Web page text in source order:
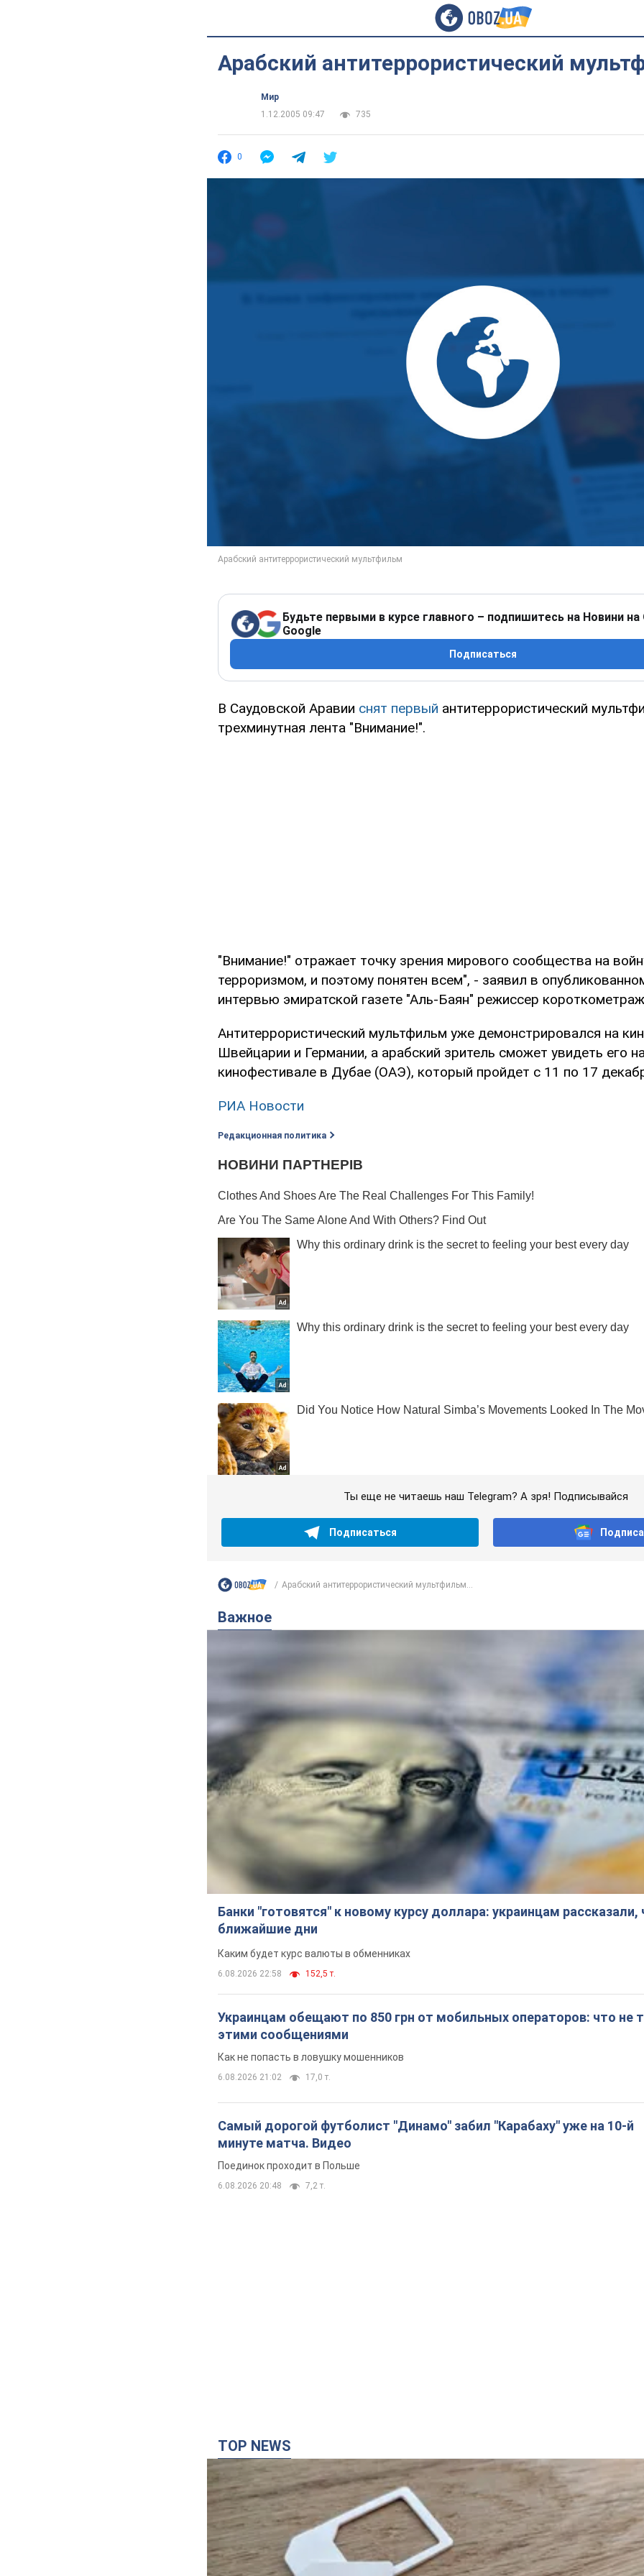
Арабский антитеррористический
Мир
1.12.2005 09:47
735
0
Будьте первыми в курсе главного – подпишитесь на Новини на
Google
Подписаться
В Саудовской Аравии снят первый антитеррористический
трехминутная лента "Внимание!".
"Внимание!" отражает точку зрения мирового сообщества на
терроризмом, и поэтому понятен всем", - заявил в
интервью эмиратской газете "Аль-Баян" режиссер
Антитеррористический мультфильм уже демонстрировался на
Швейцарии и Германии, а арабский зритель сможет увидеть его
кинофестивале в Дубае (ОАЭ), который пройдет с 11 по 17
РИА Новости
Редакционная политика
Ты еще не читаешь наш Telegram? А зря! Подписывайся
Подписаться
Арабский антитеррористический мультфильм...
Важное
Банки "готовятся" к новому курсу доллара: украинцам
ближайшие дни
Каким будет курс валюты в обменниках
6.08.2026 22:58 152,5 т.
Украинцам обещают по 850 грн от мобильных операторов: что не
этими сообщениями
Как не попасть в ловушку мошенников
6.08.2026 21:02 17,0 т.
Самый дорогой футболист "Динамо" забил "Карабаху" уже на 10-й
минуте матча. Видео
Поединок проходит в Польше
6.08.2026 20:48 7,2 т.
TOP NEWS